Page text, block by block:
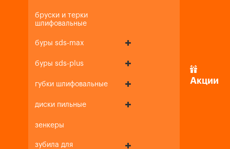
бруски и терки
шлифовальные
буры sds-max
буры sds-plus
губки шлифовальные
диски пильные
зенкеры
зубила для
Акции